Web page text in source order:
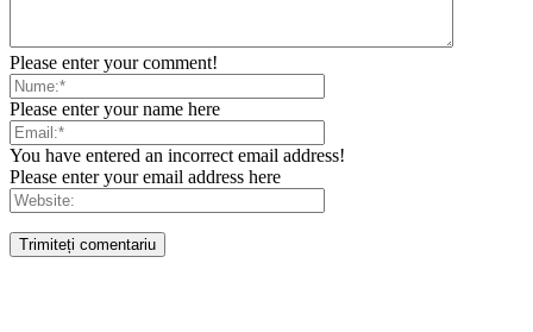
Please enter your comment!
Please enter your name here
You have entered an incorrect email address!
Please enter your email address here